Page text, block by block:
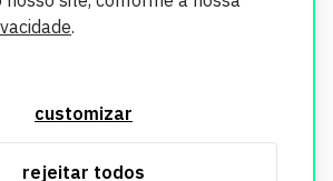
.
customizar
rejeitar todos
dados coletados em nosso site são
para fins de aprimoramento de
nossa Política de Privacidade.